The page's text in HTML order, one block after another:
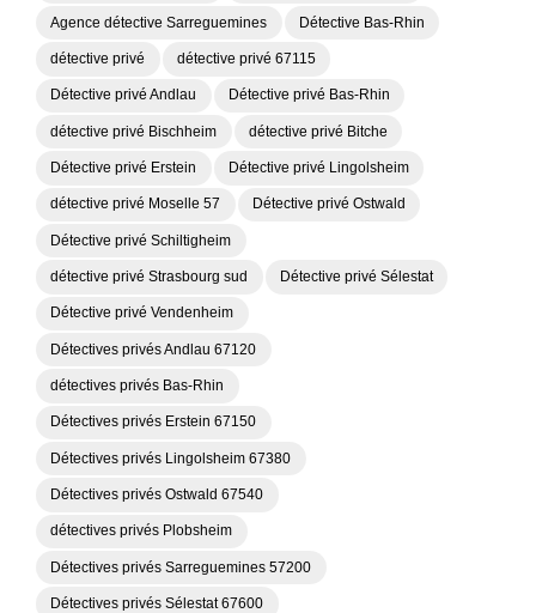
Agence détective Sarreguemines Détective Bas-Rhin
détective privé détective privé 67115
Détective privé Andlau Détective privé Bas-Rhin
détective privé Bischheim détective privé Bitche
Détective privé Erstein Détective privé Lingolsheim
détective privé Moselle 57 Détective privé Ostwald
Détective privé Schiltigheim
détective privé Strasbourg sud Détective privé Sélestat
Détective privé Vendenheim
Détectives privés Andlau 67120
détectives privés Bas-Rhin
Détectives privés Erstein 67150
Détectives privés Lingolsheim 67380
Détectives privés Ostwald 67540
détectives privés Plobsheim
Détectives privés Sarreguemines 57200
Détectives privés Sélestat 67600